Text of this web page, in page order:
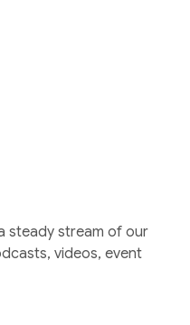
steady stream of our
videos, event